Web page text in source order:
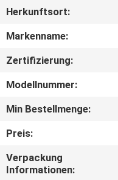
UNS
SIE
UNS
Herkunftsort:
Markenname:
Zertifizierung:
Modellnummer:
Min Bestellmenge:
Preis:
Verpackung
Informationen: